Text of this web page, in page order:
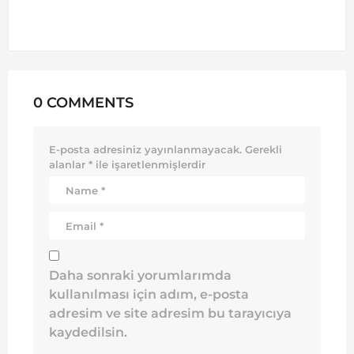
0 COMMENTS
E-posta adresiniz yayınlanmayacak. Gerekli
alanlar * ile işaretlenmişlerdir
Daha sonraki yorumlarımda
kullanılması için adım, e-posta
adresim ve site adresim bu tarayıcıya
kaydedilsin.